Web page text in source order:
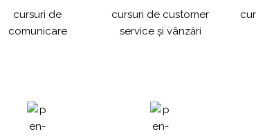
cursuri de
comunicare
cursuri de customer
service și vânzări